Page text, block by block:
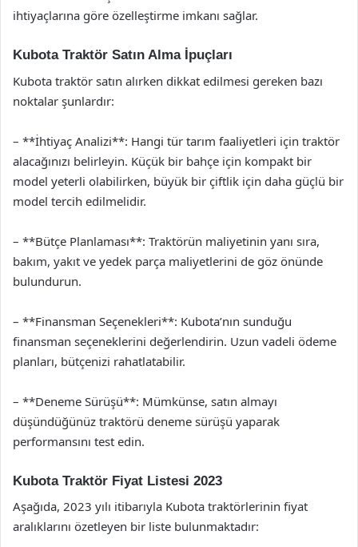
ihtiyaçlarına göre özelleştirme imkanı sağlar.
Kubota Traktör Satın Alma İpuçları
Kubota traktör satın alırken dikkat edilmesi gereken bazı
noktalar şunlardır:
– **İhtiyaç Analizi**: Hangi tür tarım faaliyetleri için traktör
alacağınızı belirleyin. Küçük bir bahçe için kompakt bir
model yeterli olabilirken, büyük bir çiftlik için daha güçlü bir
model tercih edilmelidir.
– **Bütçe Planlaması**: Traktörün maliyetinin yanı sıra,
bakım, yakıt ve yedek parça maliyetlerini de göz önünde
bulundurun.
– **Finansman Seçenekleri**: Kubota’nın sunduğu
finansman seçeneklerini değerlendirin. Uzun vadeli ödeme
planları, bütçenizi rahatlatabilir.
– **Deneme Sürüşü**: Mümkünse, satın almayı
düşündüğünüz traktörü deneme sürüşü yaparak
performansını test edin.
Kubota Traktör Fiyat Listesi 2023
Aşağıda, 2023 yılı itibarıyla Kubota traktörlerinin fiyat
aralıklarını özetleyen bir liste bulunmaktadır: